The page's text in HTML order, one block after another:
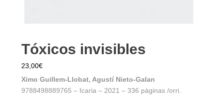
Tóxicos invisibles
23,00€
Ximo Guillem-Llobat, Agustí Nieto-Galan
9788498889765 – Icaria – 2021 – 336 páginas /orri.